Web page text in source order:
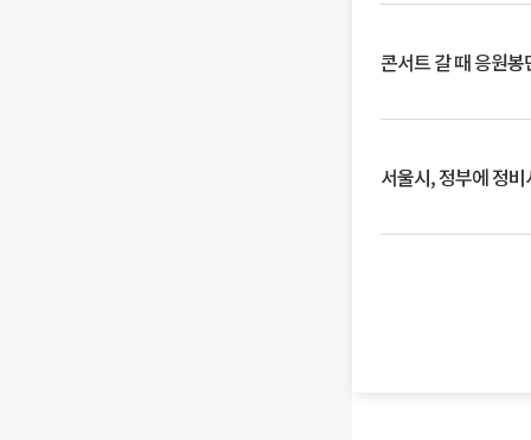
콘서트 갈 때 응원
서울시, 정부에 정